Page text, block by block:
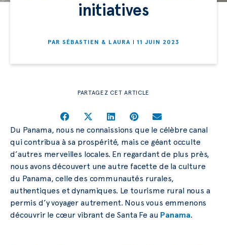
initiatives
PAR SÉBASTIEN & LAURA 11 JUIN 2023
PARTAGEZ CET ARTICLE
Du Panama, nous ne connaissions que le célèbre canal
qui contribua à sa prospérité, mais ce géant occulte
d’autres merveilles locales. En regardant de plus près,
nous avons découvert une autre facette de la culture
du Panama, celle des communautés rurales,
authentiques et dynamiques. Le tourisme rural nous a
permis d’y voyager autrement. Nous vous emmenons
découvrir le cœur vibrant de Santa Fe au Panama.